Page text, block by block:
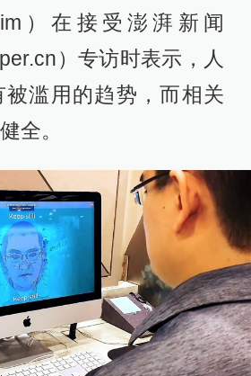
）在接受澎湃新闻
）专访时表示，人
被滥用的趋势，而相关
全。